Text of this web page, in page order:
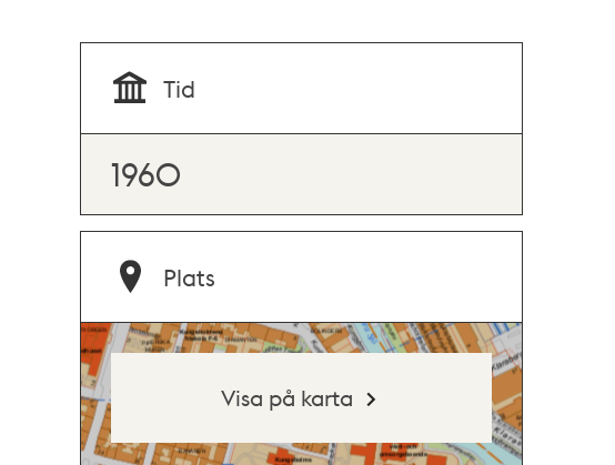
Tid
1960
Plats
Visa på karta